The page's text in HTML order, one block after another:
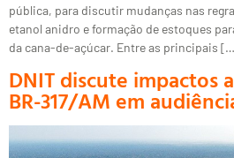
pública, para discutir mudanças nas
etanol anidro e formação de estoques
da cana-de-açúcar. Entre as principais
DNIT discute impactos
BR-317/AM em